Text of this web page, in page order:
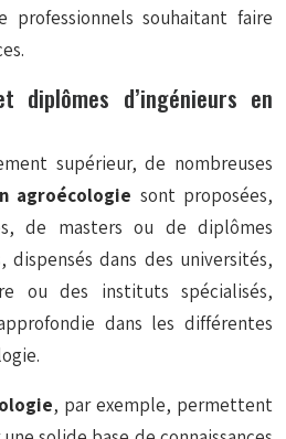
souhaitant faire
diplômes d’ingénieurs en
supérieur, de nombreuses
agroécologie sont proposées,
de masters ou de diplômes
dispensés dans des universités,
ou des instituts spécialisés,
dans les différentes
, par exemple, permettent